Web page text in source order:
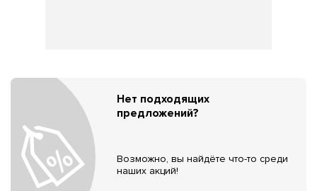
Нет подходящих
предложений?
Возможно, вы найдёте что-то среди
наших акций!